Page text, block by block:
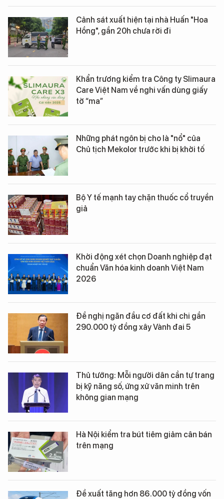
Cảnh sát xuất hiện tại nhà Huấn "Hoa
Hồng", gần 20h chưa rời đi
Khẩn trương kiểm tra Công ty Slimaura
Care Việt Nam về nghi vấn dùng giấy
tờ “ma”
Những phát ngôn bị cho là "nổ" của
Chủ tịch Mekolor trước khi bị khởi tố
Bộ Y tế mạnh tay chặn thuốc cổ truyền
giả
Khởi động xét chọn Doanh nghiệp đạt
chuẩn Văn hóa kinh doanh Việt Nam
2026
Đề nghị ngăn đầu cơ đất khi chi gần
290.000 tỷ đồng xây Vành đai 5
Thủ tướng: Mỗi người dân cần tự trang
bị kỹ năng số, ứng xử văn minh trên
không gian mạng
Hà Nội kiểm tra bút tiêm giảm cân bán
trên mạng
Đề xuất tăng hơn 86.000 tỷ đồng vốn